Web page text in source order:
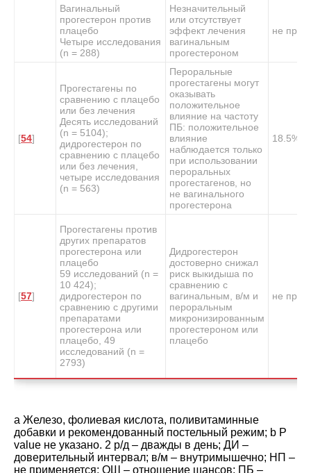
Вагинальный
прогестерон против
плацебо
Четыре исследования
(n = 288)
Незначительный
или отсутствует
эффект лечения
вагинальным
прогестероном
не
[54]
Прогестагены по
сравнению с плацебо
или без лечения
Десять исследований
(n = 5104);
дидрогестерон по
сравнению с плацебо
или без лечения,
четыре исследования
(n = 563)
Пероральные
прогестагены могут
оказывать
положительное
влияние на частоту
ПБ: положительное
влияние
наблюдается только
при использовании
пероральных
прогестагенов, но
не вагинального
прогестерона
18.5%
[57]
Прогестагены против
других препаратов
прогестерона или
плацебо
59 исследований (n =
10 424);
дидрогестерон по
сравнению с другими
препаратами
прогестерона или
плацебо, 49
исследований (n =
2793)
Дидрогестерон
достоверно снижал
риск выкидыша по
сравнению с
вагинальным, в/м и
пероральным
микронизированным
прогестероном или
плацебо
не
a Железо, фолиевая кислота, поливитаминные
добавки и рекомендованный постельный режим; b P
value не указано. 2 р/д – дважды в день; ДИ –
доверительный интервал; в/м – внутримышечно; НП –
не применяется; ОШ – отношение шансов; ПБ –